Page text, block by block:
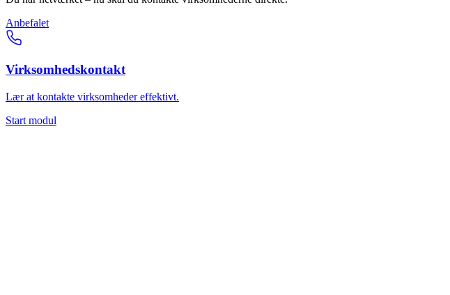
Anbefalet
Virksomhedskontakt
Lær at kontakte virksomheder effektivt.
Start modul